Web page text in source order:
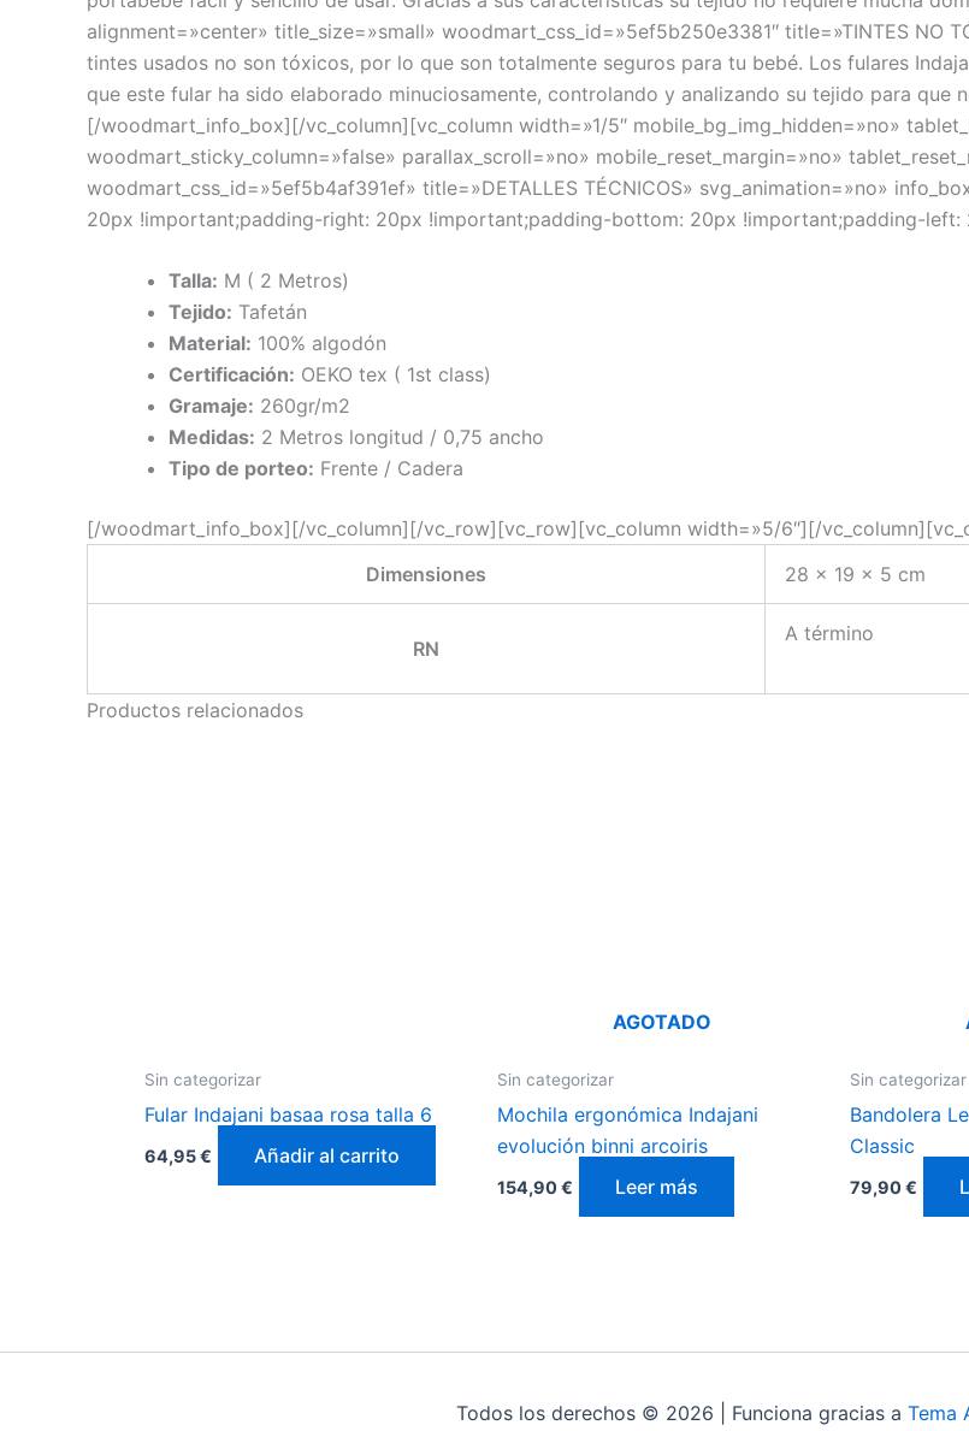
alignment=»center» title_size=»small» woodmart_css_id=»5ef5b250e3381″ title=»TINTES NO
tintes usados no son tóxicos, por lo que son totalmente seguros para tu bebé. Los fulares
que este fular ha sido elaborado minuciosamente, controlando y analizando su tejido para que
[/woodmart_info_box][/vc_column][vc_column width=»1/5″ mobile_bg_img_hidden=»no»
woodmart_sticky_column=»false» parallax_scroll=»no» mobile_reset_margin=»no»
woodmart_css_id=»5ef5b4af391ef» title=»DETALLES TÉCNICOS» svg_animation=»no»
20px !important;padding-right: 20px !important;padding-bottom: 20px !important;padding-
Talla: M ( 2 Metros)
Tejido: Tafetán
Material: 100% algodón
Certificación: OEKO tex ( 1st class)
Gramaje: 260gr/m2
Medidas: 2 Metros longitud / 0,75 ancho
Tipo de porteo: Frente / Cadera
[/woodmart_info_box][/vc_column][/vc_row][vc_row][vc_column width=»5/6″][/
Dimensiones
28 × 19 × 5 cm
RN
A término
Productos relacionados
Sin categorizar
Fular Indajani basaa rosa talla 6
64,95€ Añadir al carrito
AGOTADO
Sin categorizar
Mochila ergonómica Indajani
evolución binni arcoiris
154,90€ Leer más
Sin categorizar
Bandolera
Classic
79,90€
Todos los derechos © 2026 | Funciona gracias a Tema